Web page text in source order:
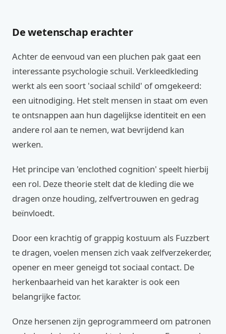
De wetenschap erachter
Achter de eenvoud van een pluchen pak gaat een
interessante psychologie schuil. Verkleedkleding
werkt als een soort 'sociaal schild' of omgekeerd:
een uitnodiging. Het stelt mensen in staat om even
te ontsnappen aan hun dagelijkse identiteit en een
andere rol aan te nemen, wat bevrijdend kan
werken.
Het principe van 'enclothed cognition' speelt hierbij
een rol. Deze theorie stelt dat de kleding die we
dragen onze houding, zelfvertrouwen en gedrag
beïnvloedt.
Door een krachtig of grappig kostuum als Fuzzbert
te dragen, voelen mensen zich vaak zelfverzekerder,
opener en meer geneigd tot sociaal contact. De
herkenbaarheid van het karakter is ook een
belangrijke factor.
Onze hersenen zijn geprogrammeerd om patronen